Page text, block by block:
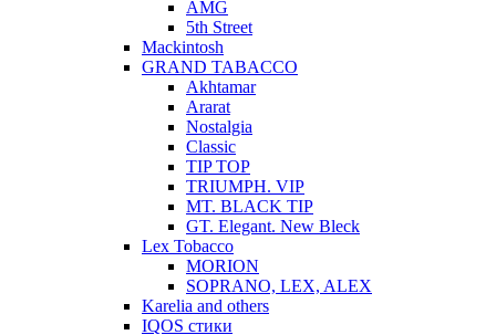
AMG
5th Street
Mackintosh
GRAND TABACCO
Akhtamar
Ararat
Nostalgia
Classic
TIP TOP
TRIUMPH. VIP
MT. BLACK TIP
GT. Elegant. New Bleck
Lex Tobacco
MORION
SOPRANO, LEX, ALEX
Karelia and others
IQOS стики